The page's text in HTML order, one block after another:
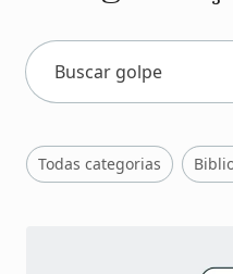
Todas categorias